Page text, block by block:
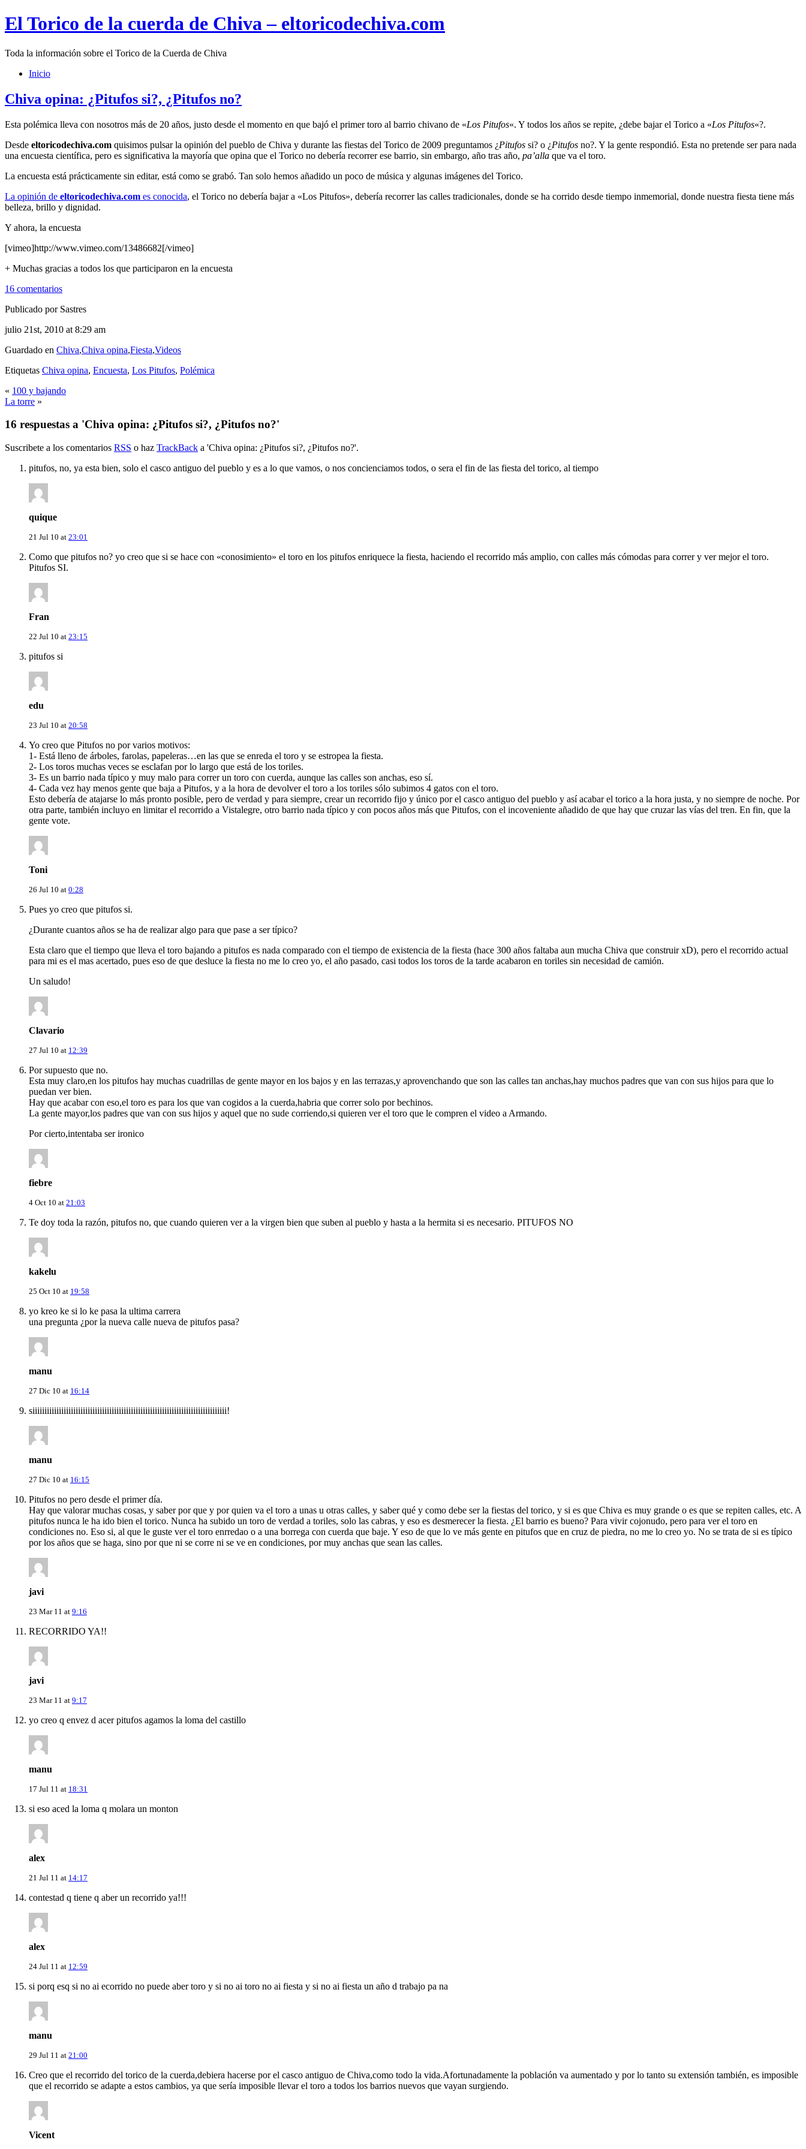
El Torico de la cuerda de Chiva – eltoricodechiva.com
Toda la información sobre el Torico de la Cuerda de Chiva
Inicio
Chiva opina: ¿Pitufos si?, ¿Pitufos no?
Esta polémica lleva con nosotros más de 20 años, justo desde el momento en que bajó el primer toro al barrio chivano de «Los Pitufos«. Y todos los años se repite, ¿debe bajar el Torico a «Los Pitufos«?.
Desde eltoricodechiva.com quisimos pulsar la opinión del pueblo de Chiva y durante las fiestas del Torico de 2009 preguntamos ¿Pitufos si? o ¿Pitufos no?. Y la gente respondió. Esta no pretende ser para nada
una encuesta científica, pero es significativa la mayoría que opina que el Torico no debería recorrer ese barrio, sin embargo, año tras año, pa’alla que va el toro.
La encuesta está prácticamente sin editar, está como se grabó. Tan solo hemos añadido un poco de música y algunas imágenes del Torico.
La opinión de eltoricodechiva.com es conocida, el Torico no debería bajar a «Los Pitufos», debería recorrer las calles tradicionales, donde se ha corrido desde tiempo inmemorial, donde nuestra fiesta tiene más
belleza, brillo y dignidad.
Y ahora, la encuesta
[vimeo]http://www.vimeo.com/13486682[/vimeo]
+ Muchas gracias a todos los que participaron en la encuesta
16 comentarios
Publicado por Sastres
julio 21st, 2010 at 8:29 am
Guardado en Chiva,Chiva opina,Fiesta,Videos
Etiquetas Chiva opina, Encuesta, Los Pitufos, Polémica
« 100 y bajando
La torre »
16 respuestas a 'Chiva opina: ¿Pitufos si?, ¿Pitufos no?'
Suscribete a los comentarios RSS o haz TrackBack a 'Chiva opina: ¿Pitufos si?, ¿Pitufos no?'.
pitufos, no, ya esta bien, solo el casco antiguo del pueblo y es a lo que vamos, o nos concienciamos todos, o sera el fin de las fiesta del torico, al tiempo
quique
21 Jul 10 at 23:01
Como que pitufos no? yo creo que si se hace con «conosimiento» el toro en los pitufos enriquece la fiesta, haciendo el recorrido más amplio, con calles más cómodas para correr y ver mejor el toro.
Pitufos SI.
Fran
22 Jul 10 at 23:15
pitufos si
edu
23 Jul 10 at 20:58
Yo creo que Pitufos no por varios motivos:
1- Está lleno de árboles, farolas, papeleras…en las que se enreda el toro y se estropea la fiesta.
2- Los toros muchas veces se esclafan por lo largo que está de los toriles.
3- Es un barrio nada típico y muy malo para correr un toro con cuerda, aunque las calles son anchas, eso sí.
4- Cada vez hay menos gente que baja a Pitufos, y a la hora de devolver el toro a los toriles sólo subimos 4 gatos con el toro.
Esto debería de atajarse lo más pronto posible, pero de verdad y para siempre, crear un recorrido fijo y único por el casco antiguo del pueblo y así acabar el torico a la hora justa, y no siempre de noche. Por
otra parte, también incluyo en limitar el recorrido a Vistalegre, otro barrio nada típico y con pocos años más que Pitufos, con el incoveniente añadido de que hay que cruzar las vías del tren. En fin, que la
gente vote.
Toni
26 Jul 10 at 0:28
Pues yo creo que pitufos si.
¿Durante cuantos años se ha de realizar algo para que pase a ser típico?
Esta claro que el tiempo que lleva el toro bajando a pitufos es nada comparado con el tiempo de existencia de la fiesta (hace 300 años faltaba aun mucha Chiva que construir xD), pero el recorrido actual
para mi es el mas acertado, pues eso de que desluce la fiesta no me lo creo yo, el año pasado, casi todos los toros de la tarde acabaron en toriles sin necesidad de camión.
Un saludo!
Clavario
27 Jul 10 at 12:39
Por supuesto que no.
Esta muy claro,en los pitufos hay muchas cuadrillas de gente mayor en los bajos y en las terrazas,y aprovenchando que son las calles tan anchas,hay muchos padres que van con sus hijos para que lo
puedan ver bien.
Hay que acabar con eso,el toro es para los que van cogidos a la cuerda,habria que correr solo por bechinos.
La gente mayor,los padres que van con sus hijos y aquel que no sude corriendo,si quieren ver el toro que le compren el video a Armando.
Por cierto,intentaba ser ironico
fiebre
4 Oct 10 at 21:03
Te doy toda la razón, pitufos no, que cuando quieren ver a la virgen bien que suben al pueblo y hasta a la hermita si es necesario. PITUFOS NO
kakelu
25 Oct 10 at 19:58
yo kreo ke si lo ke pasa la ultima carrera
una pregunta ¿por la nueva calle nueva de pitufos pasa?
manu
27 Dic 10 at 16:14
siiiiiiiiiiiiiiiiiiiiiiiiiiiiiiiiiiiiiiiiiiiiiiiiiiiiiiiiiiiiiiiiiiiiiiiiiiiiiiiii!
manu
27 Dic 10 at 16:15
Pitufos no pero desde el primer día.
Hay que valorar muchas cosas, y saber por que y por quien va el toro a unas u otras calles, y saber qué y como debe ser la fiestas del torico, y si es que Chiva es muy grande o es que se repiten calles, etc. A
pitufos nunca le ha ido bien el torico. Nunca ha subido un toro de verdad a toriles, solo las cabras, y eso es desmerecer la fiesta. ¿El barrio es bueno? Para vivir cojonudo, pero para ver el toro en
condiciones no. Eso si, al que le guste ver el toro enrredao o a una borrega con cuerda que baje. Y eso de que lo ve más gente en pitufos que en cruz de piedra, no me lo creo yo. No se trata de si es típico
por los años que se haga, sino por que ni se corre ni se ve en condiciones, por muy anchas que sean las calles.
javi
23 Mar 11 at 9:16
RECORRIDO YA!!
javi
23 Mar 11 at 9:17
yo creo q envez d acer pitufos agamos la loma del castillo
manu
17 Jul 11 at 18:31
si eso aced la loma q molara un monton
alex
21 Jul 11 at 14:17
contestad q tiene q aber un recorrido ya!!!
alex
24 Jul 11 at 12:59
si porq esq si no ai ecorrido no puede aber toro y si no ai toro no ai fiesta y si no ai fiesta un año d trabajo pa na
manu
29 Jul 11 at 21:00
Creo que el recorrido del torico de la cuerda,debiera hacerse por el casco antiguo de Chiva,como todo la vida.Afortunadamente la población va aumentado y por lo tanto su extensión también, es imposible
que el recorrido se adapte a estos cambios, ya que sería imposible llevar el toro a todos los barrios nuevos que vayan surgiendo.
Vicent